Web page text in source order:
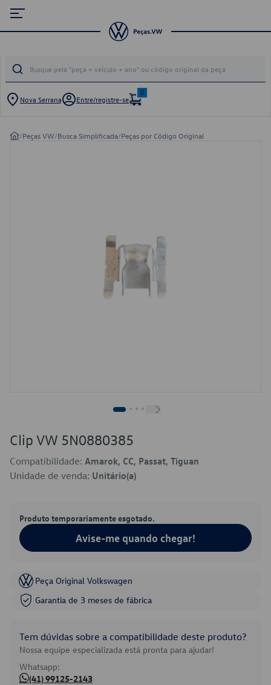
Nova Serrana Entre/registre-se
0
/Peças VW/Busca Simplificada/Peças por Código Original
Clip VW 5N0880385
Compatibilidade: Amarok, CC, Passat, Tiguan
Unidade de venda: Unitário(a)
Produto temporariamente esgotado.
Avise-me quando chegar!
Peça Original Volkswagen
Garantia de 3 meses de fábrica
Tem dúvidas sobre a compatibilidade deste produto?
Nossa equipe especializada está pronta para ajudar!
Whatsapp:
(41) 99125-2143